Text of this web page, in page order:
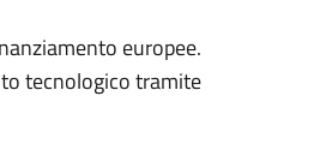
europee.
tecnologico tramite